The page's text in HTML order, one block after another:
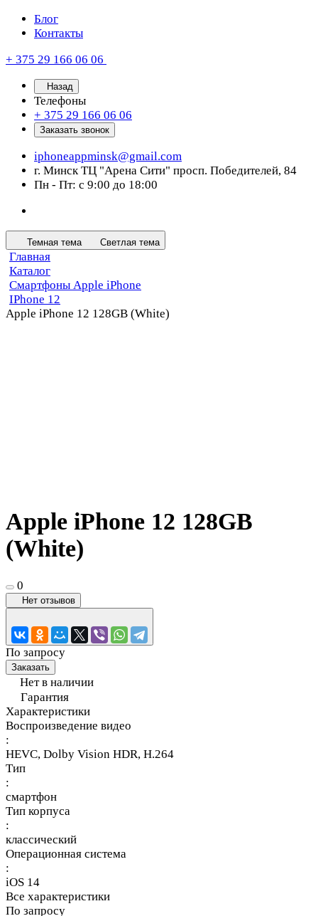
Блог
Контакты
+ 375 29 166 06 06
Назад
Телефоны
+ 375 29 166 06 06
Заказать звонок
iphoneappminsk@gmail.com
г. Минск ТЦ "Арена Сити" просп. Победителей, 84
Пн - Пт: с 9:00 до 18:00
Темная тема Светлая тема
Главная
Каталог
Смартфоны Apple iPhone
IPhone 12
Apple iPhone 12 128GB (White)
Apple iPhone 12 128GB
(White)
0
Нет отзывов
По запросу
Заказать
Нет в наличии
Гарантия
Характеристики
Воспроизведение видео
:
HEVC, Dolby Vision HDR, H.264
Тип
:
смартфон
Тип корпуса
:
классический
Операционная система
:
iOS 14
Все характеристики
По запросу